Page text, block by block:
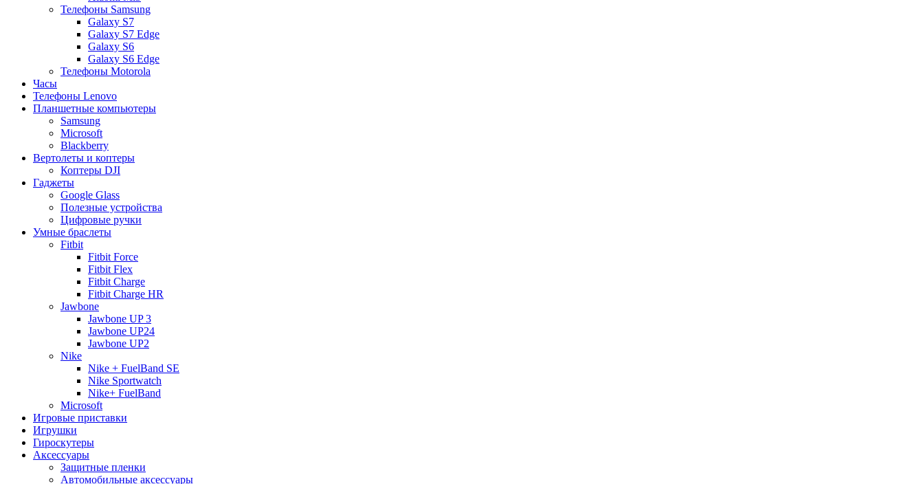
Телефоны Samsung
Galaxy S7
Galaxy S7 Edge
Galaxy S6
Galaxy S6 Edge
Телефоны Motorola
Часы
Телефоны Lenovo
Планшетные компьютеры
Samsung
Microsoft
Blackberry
Вертолеты и коптеры
Коптеры DJI
Гаджеты
Google Glass
Полезные устройства
Цифровые ручки
Умные браслеты
Fitbit
Fitbit Force
Fitbit Flex
Fitbit Charge
Fitbit Charge HR
Jawbone
Jawbone UP 3
Jawbone UP24
Jawbone UP2
Nike
Nike + FuelBand SE
Nike Sportwatch
Nike+ FuelBand
Microsoft
Игровые приставки
Игрушки
Гироскутеры
Аксессуары
Защитные пленки
Автомобильные аксессуары